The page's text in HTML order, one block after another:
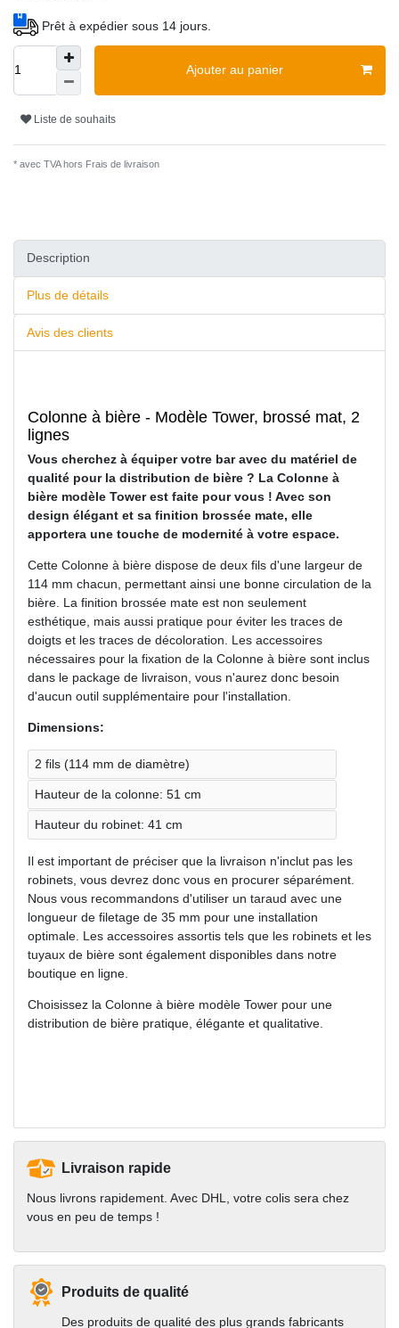
Prêt à expédier sous 14 jours.
Ajouter au panier
Liste de souhaits
* avec TVA hors Frais de livraison
Description
Plus de détails
Avis des clients
Colonne à bière - Modèle Tower, brossé mat, 2
lignes
Vous cherchez à équiper votre bar avec du matériel de
qualité pour la distribution de bière ? La Colonne à
bière modèle Tower est faite pour vous ! Avec son
design élégant et sa finition brossée mate, elle
apportera une touche de modernité à votre espace.
Cette Colonne à bière dispose de deux fils d'une largeur de
114 mm chacun, permettant ainsi une bonne circulation de la
bière. La finition brossée mate est non seulement
esthétique, mais aussi pratique pour éviter les traces de
doigts et les traces de décoloration. Les accessoires
nécessaires pour la fixation de la Colonne à bière sont inclus
dans le package de livraison, vous n'aurez donc besoin
d'aucun outil supplémentaire pour l'installation.
Dimensions:
2 fils (114 mm de diamètre)
Hauteur de la colonne: 51 cm
Hauteur du robinet: 41 cm
Il est important de préciser que la livraison n'inclut pas les
robinets, vous devrez donc vous en procurer séparément.
Nous vous recommandons d'utiliser un taraud avec une
longueur de filetage de 35 mm pour une installation
optimale. Les accessoires assortis tels que les robinets et les
tuyaux de bière sont également disponibles dans notre
boutique en ligne.
Choisissez la Colonne à bière modèle Tower pour une
distribution de bière pratique, élégante et qualitative.
Livraison rapide
Nous livrons rapidement. Avec DHL, votre colis sera chez
vous en peu de temps !
Produits de qualité
Des produits de qualité des plus grands fabricants